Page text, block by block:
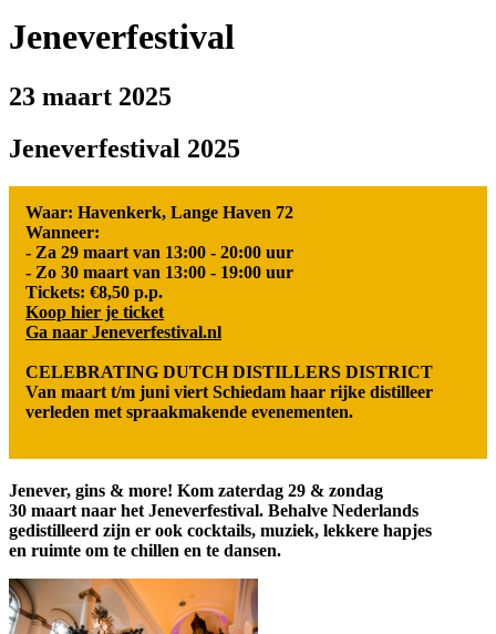
Jeneverfestival
23 maart 2025
Jeneverfestival 2025
Waar: Havenkerk, Lange Haven 72
Wanneer:
- Za 29 maart van 13:00 - 20:00 uur
- Zo 30 maart van 13:00 - 19:00 uur
Tickets: €8,50 p.p.
Koop hier je ticket
Ga naar Jeneverfestival.nl
CELEBRATING DUTCH DISTILLERS DISTRICT
Van maart t/m juni viert Schiedam haar rijke distilleer
verleden met spraakmakende evenementen.
Jenever, gins & more! Kom zaterdag 29 & zondag
30 maart naar het Jeneverfestival. Behalve Nederlands
gedistilleerd zijn er ook cocktails, muziek, lekkere hapjes
en ruimte om te chillen en te dansen.